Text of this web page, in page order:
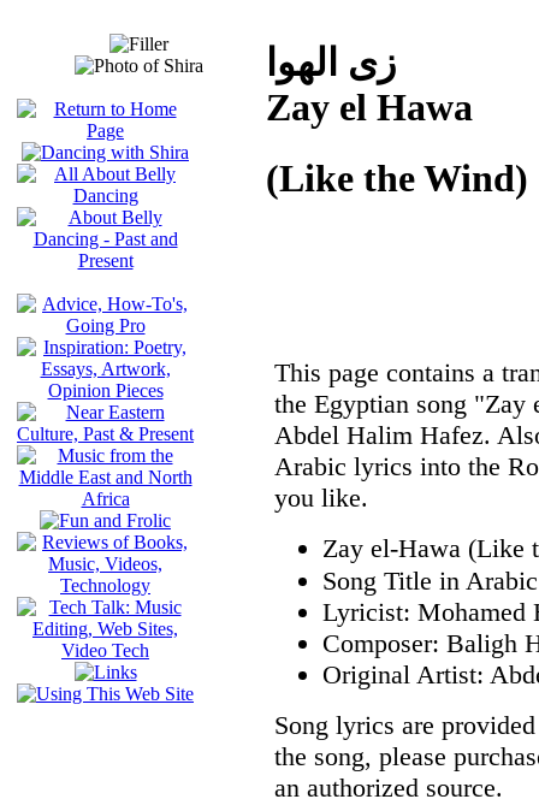
زى الهوا
Zay el Hawa
(Like the Wind)
This page contains a
the Egyptian song
Abdel Halim Hafez.
Arabic lyrics into the
you like.
Zay el-Hawa (Like
Lyricist: Mohamed
Composer: Baligh
Original Artist:
Song lyrics are
the song, please
an authorized source.